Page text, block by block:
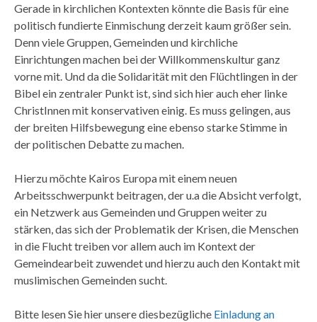
Gerade in kirchlichen Kontexten könnte die Basis für eine
politisch fundierte Einmischung derzeit kaum größer sein.
Denn viele Gruppen, Gemeinden und kirchliche
Einrichtungen machen bei der Willkommenskultur ganz
vorne mit. Und da die Solidarität mit den Flüchtlingen in der
Bibel ein zentraler Punkt ist, sind sich hier auch eher linke
ChristInnen mit konservativen einig. Es muss gelingen, aus
der breiten Hilfsbewegung eine ebenso starke Stimme in
der politischen Debatte zu machen.
Hierzu möchte Kairos Europa mit einem neuen
Arbeitsschwerpunkt beitragen, der u.a die Absicht verfolgt,
ein Netzwerk aus Gemeinden und Gruppen weiter zu
stärken, das sich der Problematik der Krisen, die Menschen
in die Flucht treiben vor allem auch im Kontext der
Gemeindearbeit zuwendet und hierzu auch den Kontakt mit
muslimischen Gemeinden sucht.
Bitte lesen Sie hier unsere diesbezügliche Einladung an